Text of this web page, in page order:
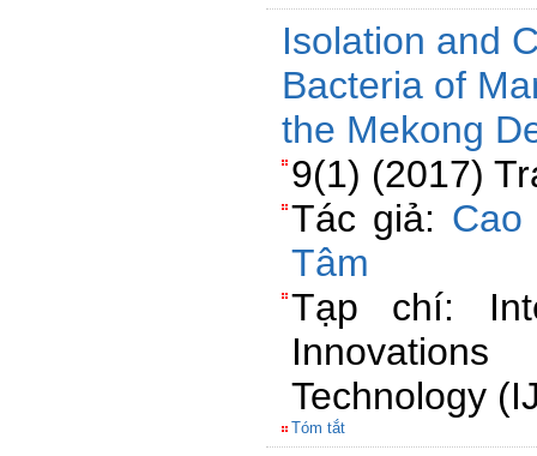
Isolation and
Bacteria of
the Mekong
9(1) (2017)
Tác giả:
Tâm
Tạp chí:
Technology
Tóm tắt